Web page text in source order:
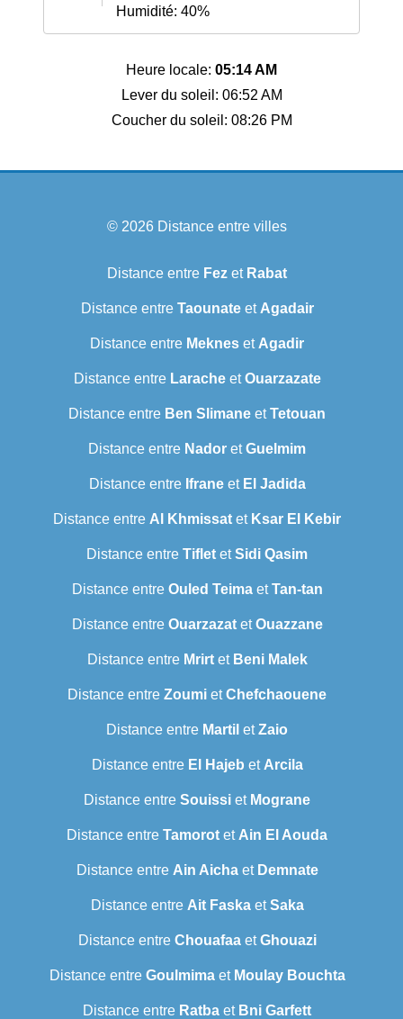
Humidité: 40%
Heure locale: 05:14 AM
Lever du soleil: 06:52 AM
Coucher du soleil: 08:26 PM
© 2026 Distance entre villes
Distance entre Fez et Rabat
Distance entre Taounateet Agadair
Distance entre Meknes et Agadir
Distance entre LaracheetOuarzazate
Distance entre Ben Slimane etTetouan
Distance entre Nador etGuelmim
Distance entre Ifraneet El Jadida
Distance entre Al Khmissat et Ksar El Kebir
Distance entre Tiflet etSidi Qasim
Distance entre Ouled TeimaetTan-tan
Distance entre OuarzazatetOuazzane
Distance entre Mrirtet Beni Malek
Distance entre Zoumi etChefchaouene
Distance entre Martil etZaio
Distance entre El Hajeb et Arcila
Distance entre Souissi et Mograne
Distance entre Tamorot et Ain El Aouda
Distance entre Ain Aichaet Demnate
Distance entre Ait FaskaetSaka
Distance entre ChouafaaetGhouazi
Distance entre Goulmimaet Moulay Bouchta
Distance entre Ratba et Bni Garfett